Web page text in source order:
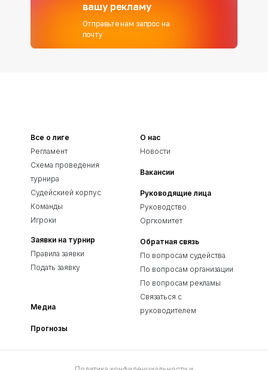
вашу рекламу
Отправьте нам запрос на
почту
Все о лиге
Регламент
Схема проведения
турнира
Судейскией корпус
Команды
Игроки
Заявки на турнир
Правила заявки
Подать заявку
Медиа
Прогнозы
О нас
Новости
Вакансии
Руководящие лица
Руководство
Оргкомитет
Обратная связь
По вопросам судейства
По вопросам организации
По вопросам рекламы
Связаться с
руководителем